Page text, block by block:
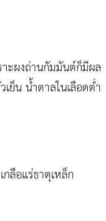
าะผงถ่านกัมมันต์ก็มีผล
ย็น น้ำตาลในเลือดต่ำ
ลือแร่ธาตุเหล็ก